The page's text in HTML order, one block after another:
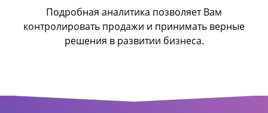
Подробная аналитика позволяет Вам
контролировать продажи и принимать верные
решения в развитии бизнеса.